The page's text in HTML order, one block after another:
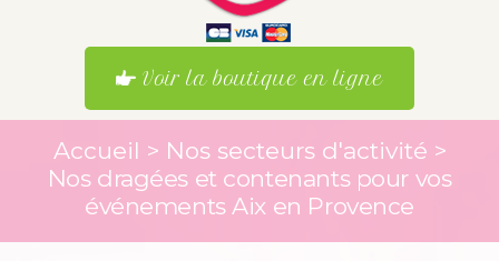
Voir la boutique en ligne
Accueil > Nos secteurs d'activité >
Nos dragées et contenants pour vos
événements Aix en Provence